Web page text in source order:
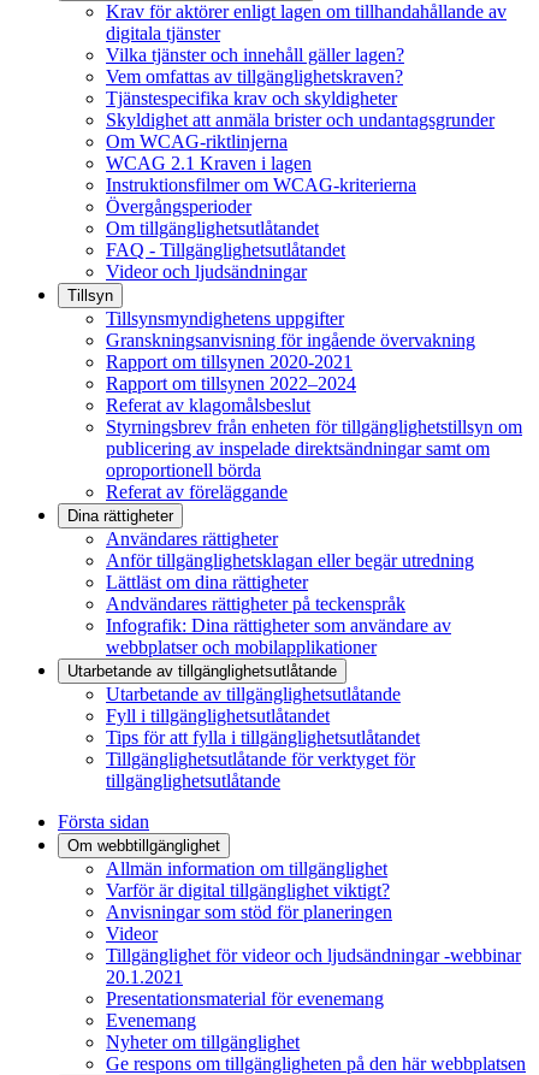
Krav för aktörer enligt lagen om tillhandahållande av
digitala tjänster
Vilka tjänster och innehåll gäller lagen?
Vem omfattas av tillgänglighetskraven?
Tjänstespecifika krav och skyldigheter
Skyldighet att anmäla brister och undantagsgrunder
Om WCAG-riktlinjerna
WCAG 2.1 Kraven i lagen
Instruktionsfilmer om WCAG-kriterierna
Övergångsperioder
Om tillgänglighetsutlåtandet
FAQ - Tillgänglighetsutlåtandet
Videor och ljudsändningar
Tillsyn
Tillsynsmyndighetens uppgifter
Granskningsanvisning för ingående övervakning
Rapport om tillsynen 2020-2021
Rapport om tillsynen 2022–2024
Referat av klagomålsbeslut
Styrningsbrev från enheten för tillgänglighetstillsyn om
publicering av inspelade direktsändningar samt om
oproportionell börda
Referat av föreläggande
Dina rättigheter
Användares rättigheter
Anför tillgänglighetsklagan eller begär utredning
Lättläst om dina rättigheter
Andvändares rättigheter på teckenspråk
Infografik: Dina rättigheter som användare av
webbplatser och mobilapplikationer
Utarbetande av tillgänglighets­utlåtande
Utarbetande av tillgänglighetsutlåtande
Fyll i tillgänglighetsutlåtandet
Tips för att fylla i tillgänglighetsutlåtandet
Tillgänglighetsutlåtande för verktyget för
tillgänglighetsutlåtande
Första sidan
Om webbtillgänglighet
Allmän information om tillgänglighet
Varför är digital tillgänglighet viktigt?
Anvisningar som stöd för planeringen
Videor
Tillgänglighet för videor och ljudsändningar -webbinar
20.1.2021
Presentationsmaterial för evenemang
Evenemang
Nyheter om tillgänglighet
Ge respons om tillgängligheten på den här webbplatsen